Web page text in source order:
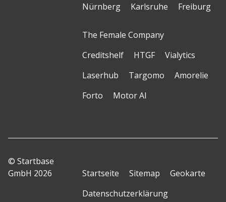
Nürnberg
Karlsruhe Freiburg
The Female Company
Creditshelf
HTGF
Vialytics
Laserhub
Targomo
Amorelie
Forto
Motor AI
© Startbase
GmbH 2026
Startseite Sitemap
Geokarte
Datenschutzerklärung